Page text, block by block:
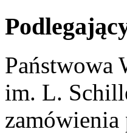
Państwowa
im. L.